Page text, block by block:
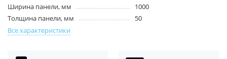
Ширина панели, мм
1000
Толщина панели, мм
50
Все характеристики